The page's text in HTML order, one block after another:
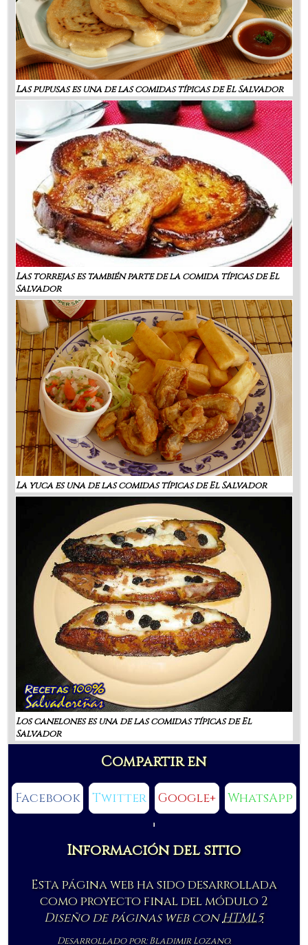
Las pupusas es una de las comidas típicas de El Salvador
Las torrejas es también parte de la comida típicas de El
Salvador
La yuca es una de las comidas típicas de El Salvador
Los canelones es una de las comidas típicas de El
Salvador
Compartir en
Facebook Twitter Google+ WhatsApp
Información del sitio
Esta página web ha sido desarrollada
como proyecto final del módulo 2
Diseño de páginas web conHTML5
Desarrollado por: Bladimir Lozano.